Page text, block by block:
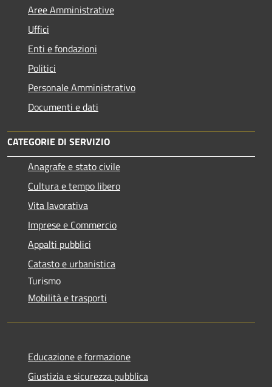
Aree Amministrative
Uffici
Enti e fondazioni
Politici
Personale Amministrativo
Documenti e dati
CATEGORIE DI SERVIZIO
Anagrafe e stato civile
Cultura e tempo libero
Vita lavorativa
Imprese e Commercio
Appalti pubblici
Catasto e urbanistica
Turismo
Mobilità e trasporti
Educazione e formazione
Giustizia e sicurezza pubblica